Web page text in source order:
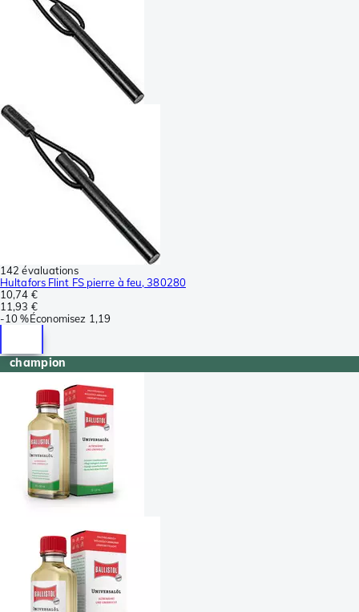
142 évaluations
Hultafors Flint FS pierre à feu, 380280
10,74 €
11,93 €
-10 %Économisez 1,19
champion